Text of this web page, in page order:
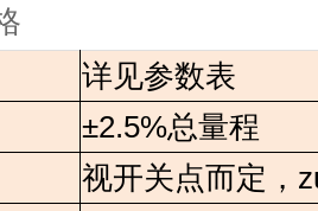
详见参数表
±2.5%总量程
视开关点而定，